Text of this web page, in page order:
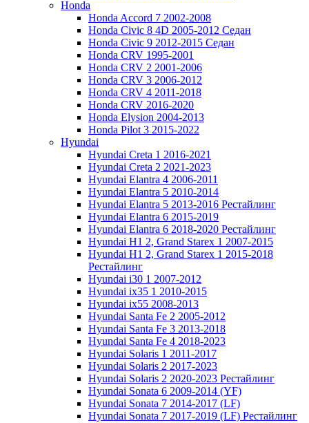
Honda
Honda Accord 7 2002-2008
Honda Civic 8 4D 2005-2012 Седан
Honda Civic 9 2012-2015 Седан
Honda CRV 1995-2001
Honda CRV 2 2001-2006
Honda CRV 3 2006-2012
Honda CRV 4 2011-2018
Honda CRV 2016-2020
Honda Elysion 2004-2013
Honda Pilot 3 2015-2022
Hyundai
Hyundai Creta 1 2016-2021
Hyundai Creta 2 2021-2023
Hyundai Elantra 4 2006-2011
Hyundai Elantra 5 2010-2014
Hyundai Elantra 5 2013-2016 Рестайлинг
Hyundai Elantra 6 2015-2019
Hyundai Elantra 6 2018-2020 Рестайлинг
Hyundai H1 2, Grand Starex 1 2007-2015
Hyundai H1 2, Grand Starex 1 2015-2018
Рестайлинг
Hyundai i30 1 2007-2012
Hyundai ix35 1 2010-2015
Hyundai ix55 2008-2013
Hyundai Santa Fe 2 2005-2012
Hyundai Santa Fe 3 2013-2018
Hyundai Santa Fe 4 2018-2023
Hyundai Solaris 1 2011-2017
Hyundai Solaris 2 2017-2023
Hyundai Solaris 2 2020-2023 Рестайлинг
Hyundai Sonata 6 2009-2014 (YF)
Hyundai Sonata 7 2014-2017 (LF)
Hyundai Sonata 7 2017-2019 (LF) Рестайлинг